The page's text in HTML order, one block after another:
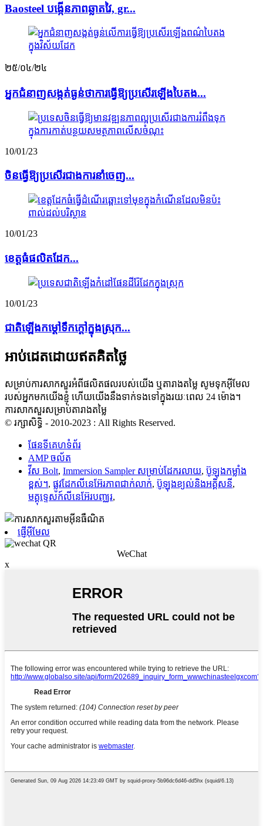
Baosteel បង្កើនភាពឆ្លាតវៃ, gr...
២៥/០៤/២៤
អ្នក​ជំនាញ​សង្កត់​ធ្ងន់​ថា​ការ​ធ្វើ​ឱ្យ​ប្រសើរ​ឡើង​បៃតង...
10/01/23
ចិន​ធ្វើ​ឱ្យ​ប្រសើរ​ជាង​ការ​នាំ​ចេញ...
10/01/23
ខេត្ត​ធំ​ផលិត​ដែក...
10/01/23
ជាតិ​ឡើង​កម្ដៅ​ទឹក​ក្ដៅ​ក្នុង​ស្រុក...
អាប់ដេតដោយឥតគិតថ្លៃ
សម្រាប់ការសាកសួរអំពីផលិតផលរបស់យើង ឬតារាងតម្លៃ សូមទុកអ៊ីមែល
របស់អ្នកមកយើងខ្ញុំ ហើយយើងនឹងទាក់ទងទៅក្នុងរយៈពេល 24 ម៉ោង។
ការសាកសួរសម្រាប់តារាងតម្លៃ
© រក្សាសិទ្ធិ - 2010-2023 : All Rights Reserved.
ផែនទីគេហទំព័រ
AMP ចល័ត
វីស Bolt, Immersion Sampler សម្រាប់ដែករលាយ, ប៊ូឡុងកម្លាំង
ខ្ពស់។, ផ្លូវដែកលីនេអ៊ែរភាពជាក់លាក់, ប៊ូឡុងខ្យល់និងអគ្គិសនី,
មគ្គុទ្ទេសក៍លីនេអ៊ែរបញ្ឈរ,
ផ្ញើអ៊ីមែល
WeChat
x